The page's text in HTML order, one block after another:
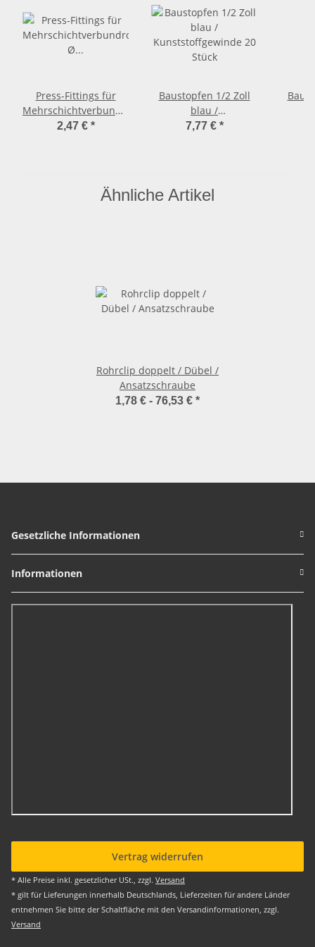
Press-Fittings für
Mehrschichtverbundrohr
Ø 16,0 x 2,0mm Winkel
2,47 € *
Baustopfen 1/2 Zoll
blau /
Kunststoffgewinde 20
7,77 € *
Ähnliche Artikel
Rohrclip doppelt / Dübel /
Ansatzschraube
1,78 € - 76,53 € *
Gesetzliche Informationen
Informationen
Vertrag widerrufen
* Alle Preise inkl. gesetzlicher USt., zzgl. Versand
* gilt für Lieferungen innerhalb Deutschlands, Lieferzeiten für andere Länder
entnehmen Sie bitte der Schaltfläche mit den Versandinformationen, zzgl.
Versand